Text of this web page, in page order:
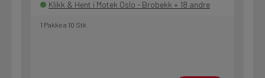
Klikk & Hent i Motek Oslo - Brobekk + 18 andre
1 Pakke a 10 Stk